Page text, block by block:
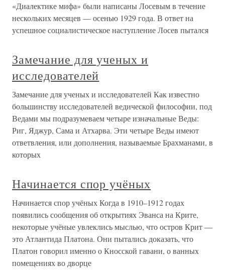
«Диалектике мифа» были написаны Лосевым в течение
нескольких месяцев — осенью 1929 года. В ответ на
успешное социалистическое наступление Лосев пытался
Замечание для ученых и
исследователей
Замечание для ученых и исследователей Как известно
большинству исследователей ведической философии, под
Ведами мы подразумеваем четыре изначальные Веды:
Риг, Яджур, Сама и Атхарва. Эти четыре Веды имеют
ответвления, или дополнения, называемые Брахманами, в
которых
Начинается спор учёных
Начинается спор учёных Когда в 1910–1912 годах
появились сообщения об открытиях Эванса на Крите,
некоторые учёные увлеклись мыслью, что остров Крит —
это Атлантида Платона. Они пытались доказать, что
Платон говорил именно о Кносской гавани, о ванных
помещениях во дворце